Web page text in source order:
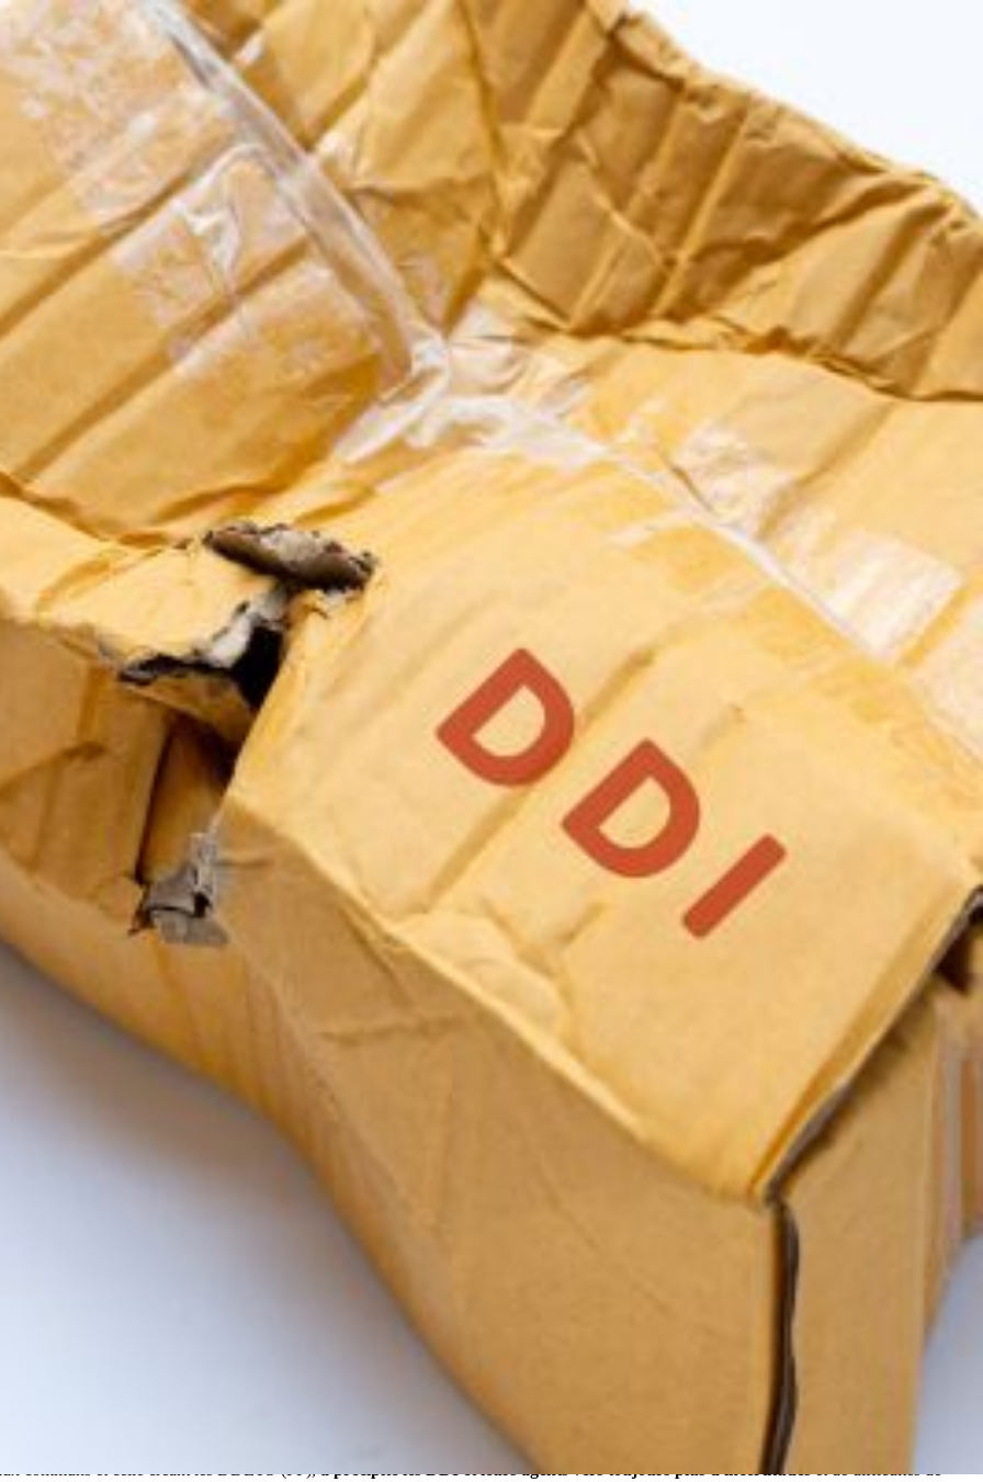
du public et des agents
du public et des agents
le monde de par la poursuite de la réforme de l'organisation territoriale de l'Etat
des DDI du 21 octobre a clôturé une année 2021 à nouveau très déstabilisante pour
son acharnement sur les DDI, contraire à ses engagements affichés de
a précipité les DDI et leurs agents vers toujours plus d'incertitudes